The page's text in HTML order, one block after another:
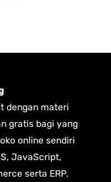
dengan materi
gratis bagi yang
online sendiri
JavaScript,
serta ERP.